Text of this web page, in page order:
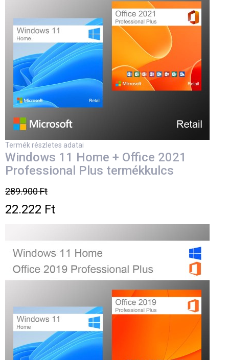
Termék részletes adatai
Windows 11 Home + Office 2021
Professional Plus termékkulcs
289.900 Ft
22.222 Ft